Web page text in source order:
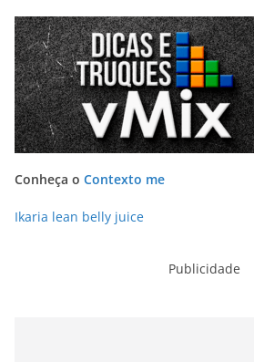
Conheça o Contexto me
Ikaria lean belly juice
Publicidade